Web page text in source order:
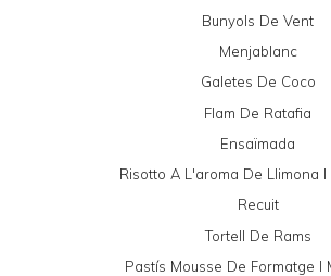
Bunyols De Vent
Menjablanc
Galetes De Coco
Flam De Ratafia
Ensaïmada
Risotto A L'aroma De Llimona
Recuit
Tortell De Rams
Pastís Mousse De Formatge I